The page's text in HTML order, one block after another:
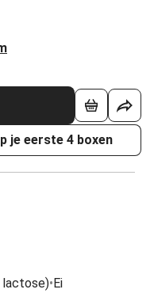
je eerste 4 boxen
lactose)•Ei